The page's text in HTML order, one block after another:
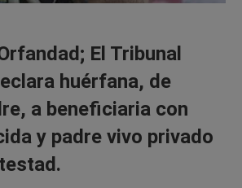
El Tribunal
huérfana, de
a beneficiaria con
y padre vivo privado